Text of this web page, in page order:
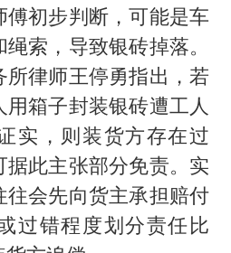
初步判断，可能是车
索，导致银砖掉落。
律师王停勇指出，若
箱子封装银砖遭工人
实，则装货方存在过
此主张部分免责。实
往会先向货主承担赔付
过错程度划分责任比